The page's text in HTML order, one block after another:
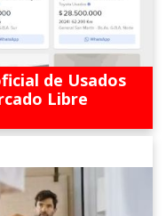
de Usados
Libre